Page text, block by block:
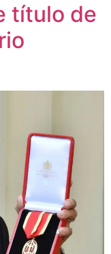
título de